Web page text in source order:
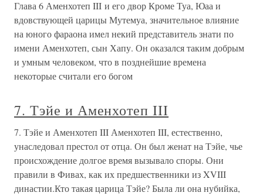
Глава 6 Аменхотеп III и его двор Кроме Туа, Юаа и
вдовствующей царицы Мутемуа, значительное влияние
на юного фараона имел некий представитель знати по
имени Аменхотеп, сын Хапу. Он оказался таким добрым
и умным человеком, что в позднейшие времена
некоторые считали его богом
7. Тэйе и Аменхотеп III
7. Тэйе и Аменхотеп III Аменхотеп III, естественно,
унаследовал престол от отца. Он был женат на Тэйе, чье
происхождение долгое время вызывало споры. Они
правили в Фивах, как их предшественники из XVIII
династии.Кто такая царица Тэйе? Была ли она нубийка,